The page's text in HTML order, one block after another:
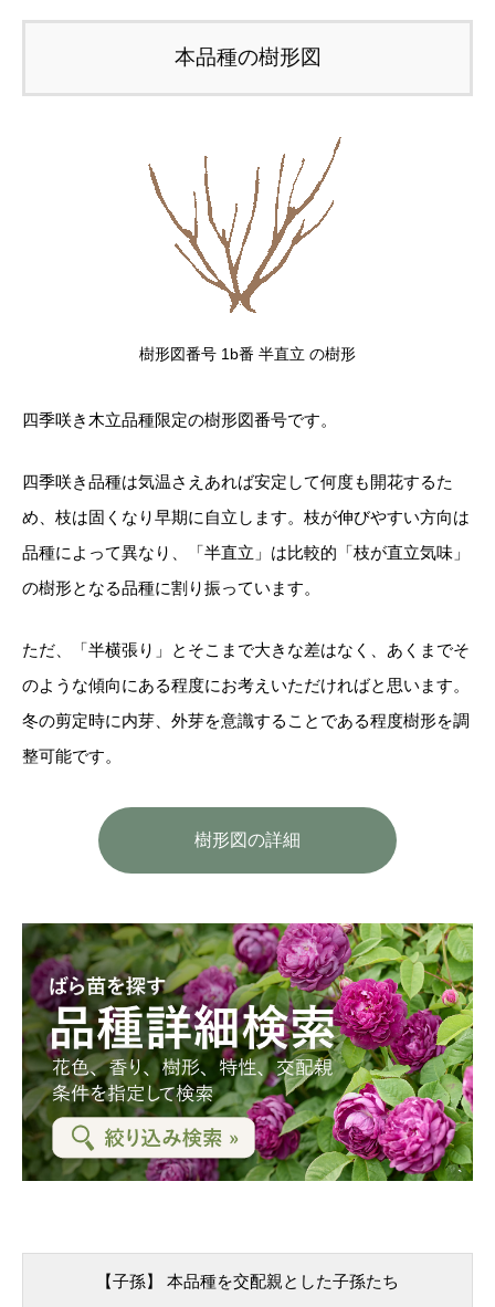
本品種の樹形図
樹形図番号 1b番 半直立 の樹形
四季咲き木立品種限定の樹形図番号です。
四季咲き品種は気温さえあれば安定して何度も開花するた
め、枝は固くなり早期に自立します。枝が伸びやすい方向は
品種によって異なり、「半直立」は比較的「枝が直立気味」
の樹形となる品種に割り振っています。
ただ、「半横張り」とそこまで大きな差はなく、あくまでそ
のような傾向にある程度にお考えいただければと思います。
冬の剪定時に内芽、外芽を意識することである程度樹形を調
整可能です。
樹形図の詳細
【子孫】 本品種を交配親とした子孫たち